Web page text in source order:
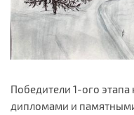
Победители 1-ого
дипломами и